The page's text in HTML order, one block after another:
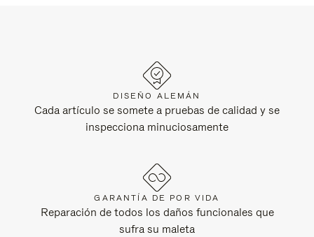
DISEÑO ALEMÁN
Cada artículo se somete a pruebas de calidad y se
inspecciona minuciosamente
GARANTÍA DE POR VIDA
Reparación de todos los daños funcionales que
sufra su maleta